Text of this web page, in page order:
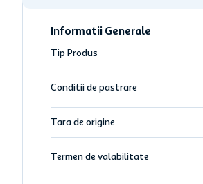
Informatii Generale
Tip Produs
Conditii de pastrare
Tara de origine
Termen de valabilitate